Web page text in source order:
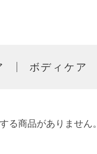
ボディケア
る商品がありません。